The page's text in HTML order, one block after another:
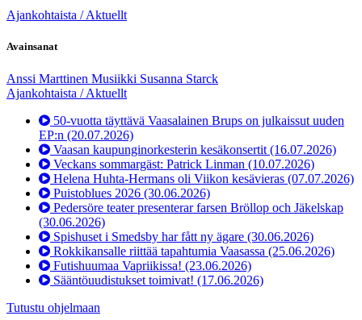
Ajankohtaista / Aktuellt
Avainsanat
Anssi Marttinen Musiikki Susanna Starck
Ajankohtaista / Aktuellt
50-vuotta täyttävä Vaasalainen Brups on julkaissut uuden
EP:n (20.07.2026)
Vaasan kaupunginorkesterin kesäkonsertit (16.07.2026)
Veckans sommargäst: Patrick Linman (10.07.2026)
Helena Huhta-Hermans oli Viikon kesävieras (07.07.2026)
Puistoblues 2026 (30.06.2026)
Pedersöre teater presenterar farsen Bröllop och Jäkelskap
(30.06.2026)
Spishuset i Smedsby har fått ny ägare (30.06.2026)
Rokkikansalle riittää tapahtumia Vaasassa (25.06.2026)
Futishuumaa Vapriikissa! (23.06.2026)
Sääntöuudistukset toimivat! (17.06.2026)
Tutustu ohjelmaan